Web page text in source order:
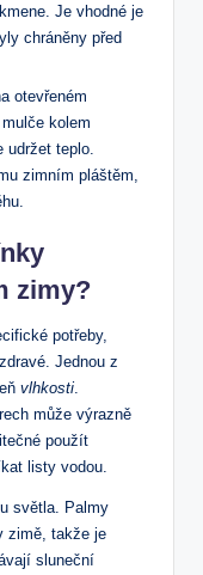
Je vhodné je⁤
chráněny před
otevřeném
kolem
udržet ⁤teplo.
zimním pláštěm,
⁢zimy?
potřeby,‍
Jednou z
vlhkosti
může výrazně
použít
listy vodou.
světla. Palmy
zimě,⁤ takže⁢ je⁣
sluneční